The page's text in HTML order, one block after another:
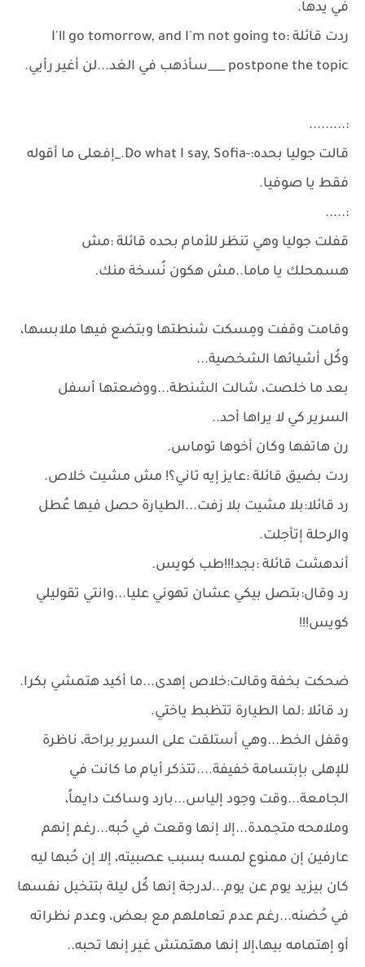
في يدها.
ردت قائلة :I'll go tomorrow, and I'm not going to
postpone the topic ___سأذهب في الغد...لن أغير رأيي.
:.........
قالت جوليا بحده:-Do what I say, Sofia._إفعلى ما أقوله
فقط يا صوفيا.
:.....
قفلت جوليا وهي تنظر للأمام بحده قائلة :مش
هسمحلك يا ماما..مش هكون نُسخة منك.
وقامت وقفت ومِسكت شنطتها وبتضع فيها ملابسها،
وكُل أشيائها الشخصية...
بعد ما خلصت، شالت الشنطة...ووضعتها أسفل
السرير كي لا يراها أحد..
رن هاتفها وكان أخوها توماس.
ردت بضيق قائلة :عايز إيه تاني؟! مش مشيت خلاص.
رد قائلا:بلا مشيت بلا زفت...الطيارة حصل فيها عُطل
والرحلة إتأجلت.
أندهشت قائلة :بجد!!!طب كويس.
رد وقال:بتصل بيكي عشان تهوني عليا...وانتي تقوليلي
كويس!!!
ضحكت بخفة وقالت:خلاص إهدى...ما أكيد هتمشي بكرا.
رد قائلا :لما الطيارة تتظبط ياختي.
وقفل الخط...وهي أستلقت على السرير براحة، ناظرة
للإهلى بإبتسامة خفيفة....تتذكر أيام ما كانت في
الجامعة...وقت وجود إلياس...بارد وساكت دايماً،
وملامحه متجمدة...إلا إنها وقعت في حُبه...رغم إنهم
عارفين إن ممنوع لمسه بسبب عصبيته، إلا إن حُبها ليه
كان بيزيد يوم عن يوم...لدرجة إنها كُل ليلة بتتخيل نفسها
في حُضنه...رغم عدم تعاملهم مع بعض، وعدم نظراته
أو إهتمامه بيها،إلا إنها مهتمتش غير إنها تحبه..